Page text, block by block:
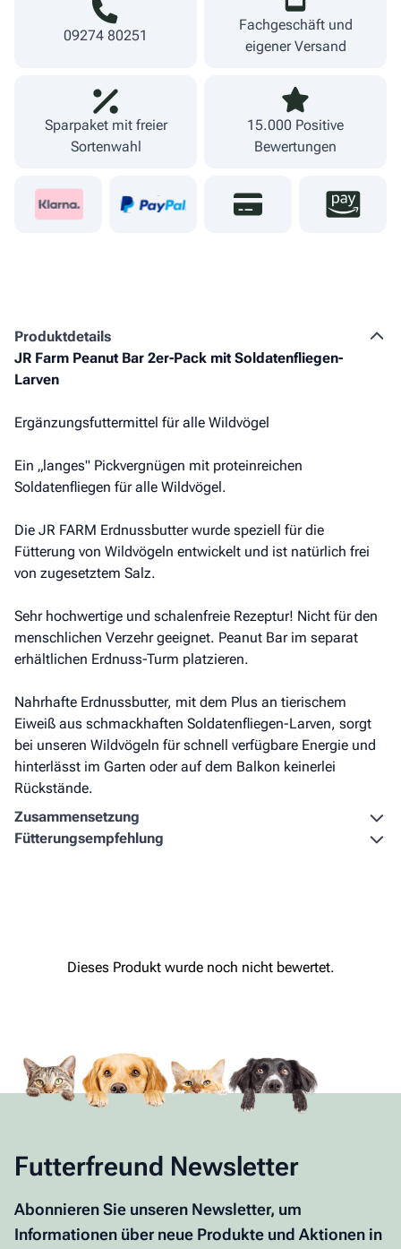
09274 80251
Fachgeschäft und
eigener Versand
Sparpaket mit freier
Sortenwahl
15.000 Positive
Bewertungen
Produkt­details
JR Farm Peanut Bar 2er-Pack mit Soldatenfliegen-
Larven
Ergänzungsfuttermittel für alle Wildvögel
Ein „langes" Pickvergnügen mit proteinreichen
Soldatenfliegen für alle Wildvögel.
Die JR FARM Erdnussbutter wurde speziell für die
Fütterung von Wildvögeln entwickelt und ist natürlich frei
von zugesetztem Salz.
Sehr hochwertige und schalenfreie Rezeptur! Nicht für den
menschlichen Verzehr geeignet. Peanut Bar im separat
erhältlichen Erdnuss-Turm platzieren.
Nahrhafte Erdnussbutter, mit dem Plus an tierischem
Eiweiß aus schmackhaften Soldatenfliegen-Larven, sorgt
bei unseren Wildvögeln für schnell verfügbare Energie und
hinterlässt im Garten oder auf dem Balkon keinerlei
Rückstände.
Zusammen­setzung
Fütterungs­empfehlung
Futterfreund Newsletter
Abonnieren Sie unseren Newsletter, um
Informationen über neue Produkte und Aktionen in